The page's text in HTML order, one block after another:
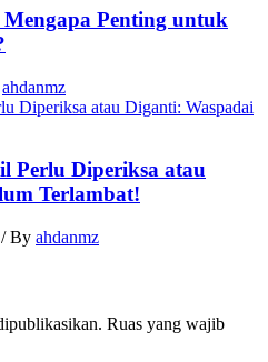
Penting untuk
ahdanmz
Perlu Diperiksa atau
Terlambat!
/ By ahdanmz
Ruas yang wajib